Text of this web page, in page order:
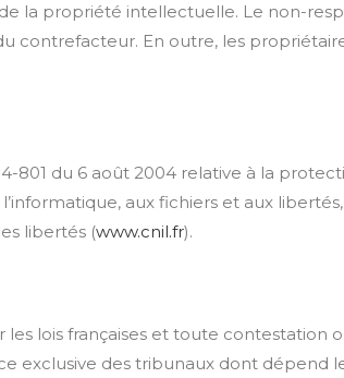
la propriété intellectuelle. Le non-
contrefacteur. En outre, les
801 du 6 août 2004 relative à la
aux fichiers et aux libertés,
libertés (www.cnil.fr).
les lois françaises et toute contestation
exclusive des tribunaux dont dépend